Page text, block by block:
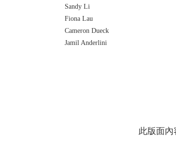
Sandy Li
Fiona Lau
Cameron Dueck
Jamil Anderlini
此版面